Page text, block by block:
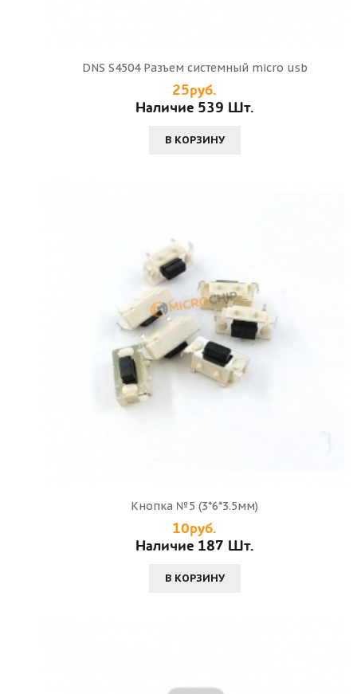
DNS S4504 Разъем системный micro usb
25руб.
Наличие 539 Шт.
В КОРЗИНУ
Кнопка №5 (3*6*3.5мм)
10руб.
Наличие 187 Шт.
В КОРЗИНУ